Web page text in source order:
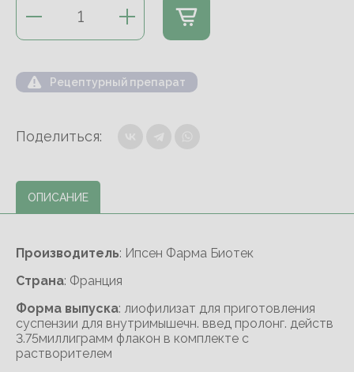
Рецептурный препарат
Поделиться:
ОПИСАНИЕ
Производитель: Ипсен Фарма Биотек
Cтрана: Франция
Форма выпуска: лиофилизат для приготовления
суспензии для внутримышечн. введ пролонг. действ
3.75миллиграмм флакон в комплекте с
растворителем